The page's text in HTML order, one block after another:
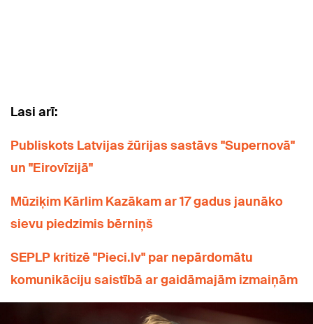
Lasi arī:
Publiskots Latvijas žūrijas sastāvs "Supernovā"
un "Eirovīzijā"
Mūziķim Kārlim Kazākam ar 17 gadus jaunāko
sievu piedzimis bērniņš
SEPLP kritizē "Pieci.lv" par nepārdomātu
komunikāciju saistībā ar gaidāmajām izmaiņām